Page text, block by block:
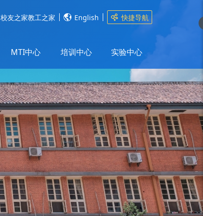
校友之家教工之家 English 快捷导航
MTI中心 培训中心 实验中心